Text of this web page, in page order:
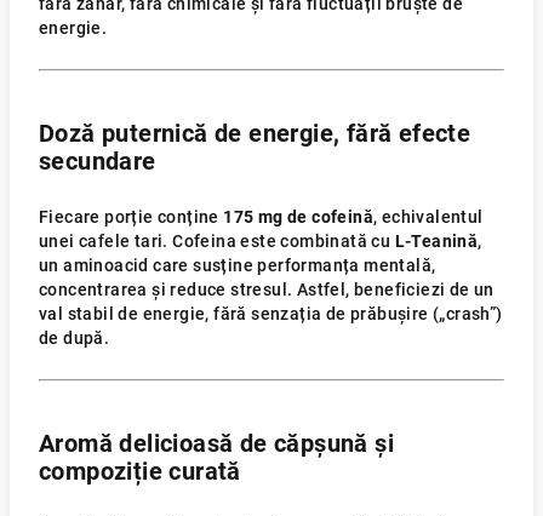
energie.
Doză puternică de energie, fără efecte
secundare
Fiecare porție conține 175 mg de cofeină, echivalentul
unei cafele tari. Cofeina este combinată cu L-Teanină,
un aminoacid care susține performanța mentală,
concentrarea și reduce stresul. Astfel, beneficiezi de un
val stabil de energie, fără senzația de prăbușire („crash”)
de după.
Aromă delicioasă de căpșună și
compoziție curată